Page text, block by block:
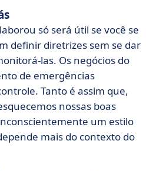
só será útil se você se
definir diretrizes sem se dar
las. Os negócios do
de emergências
Tanto é assim que,
nossas boas
um estilo
mais do contexto do